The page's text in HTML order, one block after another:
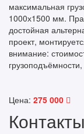
максимальная
1000х1500 мм.
достойная
проект,
внимание:
Цена: 275 000
Контакты